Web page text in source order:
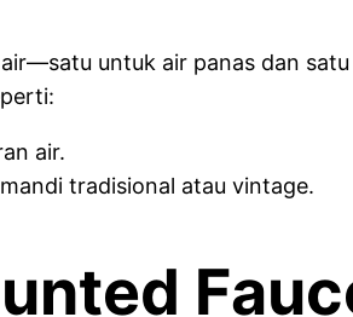
untuk air panas dan
air.
tradisional atau vintage.